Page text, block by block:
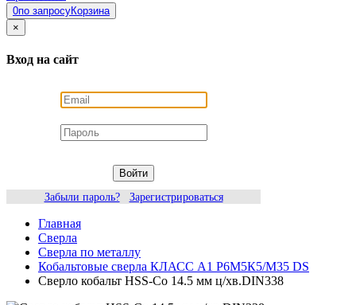
0по запросуКорзина
×
Вход на сайт
Войти
Забыли пароль?
Зарегистрироваться
Главная
Сверла
Сверла по металлу
Кобальтовые сверла КЛАСС А1 Р6М5К5/М35 DS
Сверло кобальт HSS-Со 14.5 мм ц/хв.DIN338